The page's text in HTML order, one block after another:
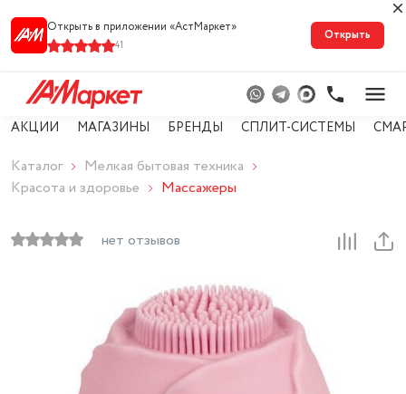
Открыть в приложении «АстМарке‪т‬»
41
Открыть
АКЦИИ МАГАЗИНЫ БРЕНДЫ СПЛИТ-СИСТЕМЫ
Каталог
Мелкая бытовая техника
Красота и здоровье
Массажеры
нет отзывов